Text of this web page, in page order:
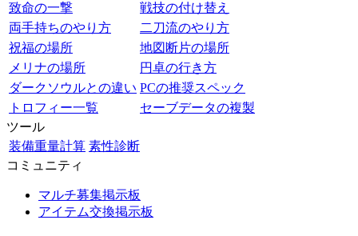
致命の一撃
戦技の付け替え
両手持ちのやり方
二刀流のやり方
祝福の場所
地図断片の場所
メリナの場所
円卓の行き方
ダークソウルとの違い PCの推奨スペック
トロフィー一覧
セーブデータの複製
ツール
装備重量計算 素性診断
コミュニティ
マルチ募集掲示板
アイテム交換掲示板